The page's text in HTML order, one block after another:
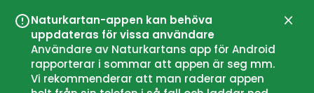
Naturkartan-appen kan behöva
uppdateras för vissa användare
Användare av Naturkartans app för Android
rapporterar i sommar att appen är seg mm.
Vi rekommenderar att man raderar appen